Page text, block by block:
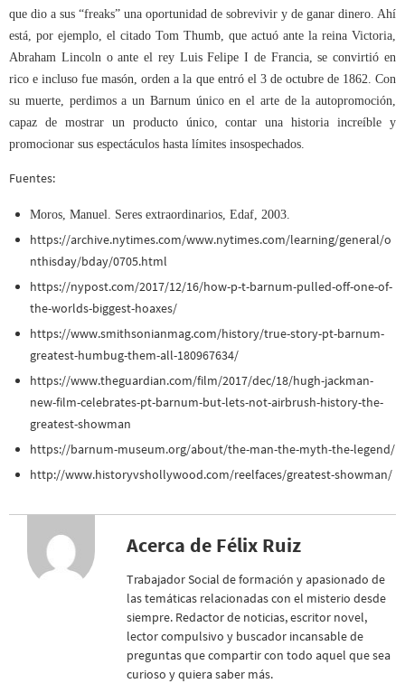
que dio a sus “freaks” una oportunidad de sobrevivir y de ganar dinero. Ahí
está, por ejemplo, el citado Tom Thumb, que actuó ante la reina Victoria,
Abraham Lincoln o ante el rey Luis Felipe I de Francia, se convirtió en
rico e incluso fue masón, orden a la que entró el 3 de octubre de 1862. Con
su muerte, perdimos a un Barnum único en el arte de la autopromoción,
capaz de mostrar un producto único, contar una historia increíble y
promocionar sus espectáculos hasta límites insospechados.
Fuentes:
Moros, Manuel. Seres extraordinarios, Edaf, 2003.
https://archive.nytimes.com/www.nytimes.com/learning/general/o
nthisday/bday/0705.html
https://nypost.com/2017/12/16/how-p-t-barnum-pulled-off-one-of-
the-worlds-biggest-hoaxes/
https://www.smithsonianmag.com/history/true-story-pt-barnum-
greatest-humbug-them-all-180967634/
https://www.theguardian.com/film/2017/dec/18/hugh-jackman-
new-film-celebrates-pt-barnum-but-lets-not-airbrush-history-the-
greatest-showman
https://barnum-museum.org/about/the-man-the-myth-the-legend/
http://www.historyvshollywood.com/reelfaces/greatest-showman/
Acerca de Félix Ruiz
Trabajador Social de formación y apasionado de
las temáticas relacionadas con el misterio desde
siempre. Redactor de noticias, escritor novel,
lector compulsivo y buscador incansable de
preguntas que compartir con todo aquel que sea
curioso y quiera saber más.